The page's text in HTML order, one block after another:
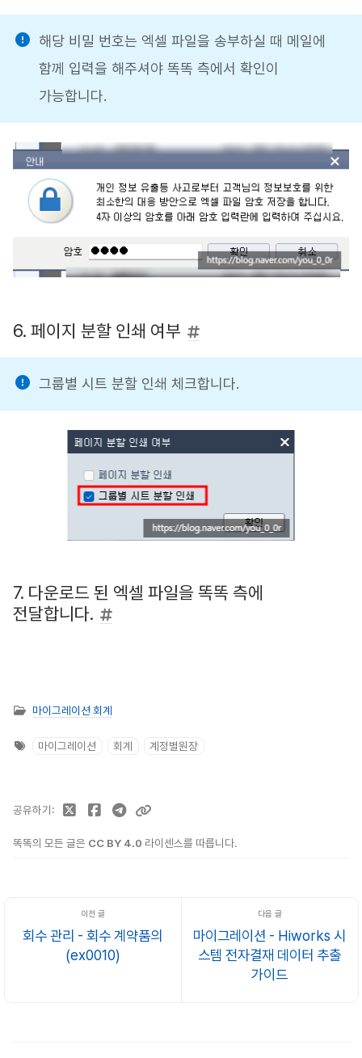
해당 비밀 번호는 엑셀 파일을 송부하실 때 메일에
함께 입력을 해주셔야 똑똑 측에서 확인이
가능합니다.
6. 페이지 분할 인쇄 여부
그룹별 시트 분할 인쇄 체크합니다.
7. 다운로드 된 엑셀 파일을 똑똑 측에
전달합니다.
마이그레이션 회계
마이그레이션 회계 계정별원장
똑똑의 모든 글은 CC BY 4.0 라이센스를 따릅니다.
공유하기
회수 관리 - 회수 계약품의
(ex0010)
마이그레이션 - Hiworks 시
스템 전자결재 데이터 추출
가이드